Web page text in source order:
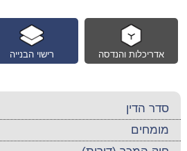
רישוי הבנייה אדריכלות והנדסה
סדר הדין
מומחים